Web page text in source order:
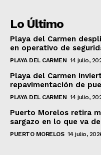
Lo Último
Playa del Carmen
en operativo de
PLAYA DEL CARMEN 14 julio,
Playa del Carmen
repavimentación de
PLAYA DEL CARMEN 14 julio,
Puerto Morelos retira
sargazo en lo que va
PUERTO MORELOS 14 julio,